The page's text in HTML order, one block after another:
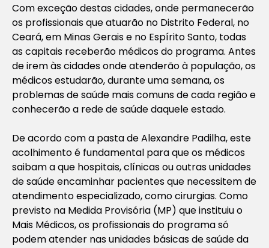
Com exceção destas cidades, onde permanecerão
os profissionais que atuarão no Distrito Federal, no
Ceará, em Minas Gerais e no Espírito Santo, todas
as capitais receberão médicos do programa. Antes
de irem às cidades onde atenderão à população, os
médicos estudarão, durante uma semana, os
problemas de saúde mais comuns de cada região e
conhecerão a rede de saúde daquele estado.
De acordo com a pasta de Alexandre Padilha, este
acolhimento é fundamental para que os médicos
saibam a que hospitais, clínicas ou outras unidades
de saúde encaminhar pacientes que necessitem de
atendimento especializado, como cirurgias. Como
previsto na Medida Provisória (MP) que instituiu o
Mais Médicos, os profissionais do programa só
podem atender nas unidades básicas de saúde da